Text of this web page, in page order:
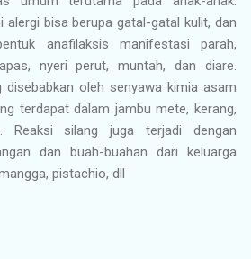
alergi bisa berupa gatal-gatal kulit, dan
anafilaksis manifestasi parah,
nyeri perut, muntah, dan diare.
oleh senyawa kimia asam
terdapat dalam jambu mete, kerang,
Reaksi silang juga terjadi dengan
dan buah-buahan dari keluarga
pistachio, dll